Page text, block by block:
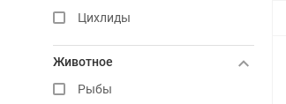
Цихлиды
Животное
Рыбы